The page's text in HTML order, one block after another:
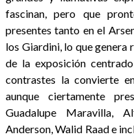
fascinan, pero que
presentes tanto en el
los Giardini, lo que genera
de la exposición
contrastes la convierte
aunque ciertamente
Guadalupe Maravilla,
Anderson, Walid Raad e